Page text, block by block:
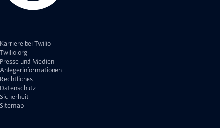
Karriere bei Twilio
Twilio.org
Presse und Medien
Anlegerinformationen
Rechtliches
Datenschutz
Sicherheit
Sitemap